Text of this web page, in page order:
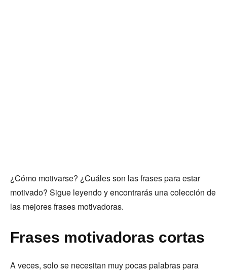
¿Cómo motivarse? ¿Cuáles son las frases para estar
motivado? Sigue leyendo y encontrarás una colección de
las mejores frases motivadoras.
Frases motivadoras cortas
A veces, solo se necesitan muy pocas palabras para